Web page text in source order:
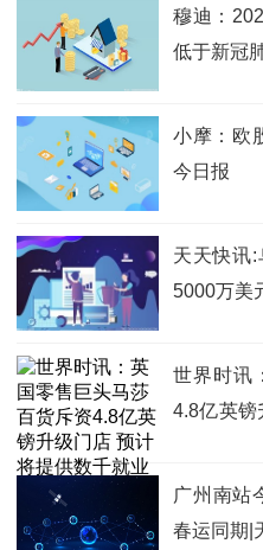
穆迪：
低于新冠
小摩：欧
今日报
天天快讯:
5000万美
世界时讯
4.8亿英镑
广州南站
春运同期|